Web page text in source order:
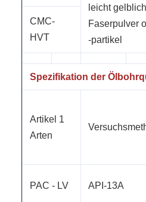
leicht
Faserpulver
-partikel
CMC-
HVT
Spezifikation der
Artikel 1
Arten
PAC - LV API-13A